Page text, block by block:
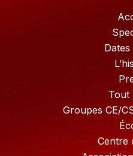
Dates
Tout
Groupes CE/
Centre